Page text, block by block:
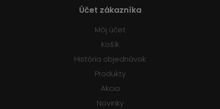
Účet zákazníka
Môj účet
Košík
História objednávok
Produkty
Akcia
Novinky